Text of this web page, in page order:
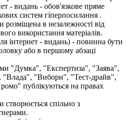
- видань - обов'язкове пряме
систем гіперпосилання .
в незалежності від
використання матеріалів.
інтернет - видань) - повинна бути
або в першому абзаці
"Думка", "Експертиза", "Заява",
"Влада", "Вибори", "Тест-драйв",
публікуються на правах
створюється спільно з